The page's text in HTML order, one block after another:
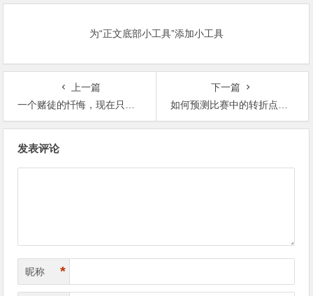
为“正文底部小工具”添加小工具
上一篇
一个赌徒的忏悔，现在只愿浪子回头！
下一篇
如何预测比赛中的转折点，从而在正确时机投注
发表评论
昵称 *